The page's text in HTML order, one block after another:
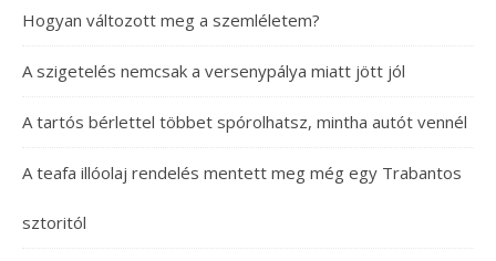
Hogyan változott meg a szemléletem?
A szigetelés nemcsak a versenypálya miatt jött jól
A tartós bérlettel többet spórolhatsz, mintha autót vennél
A teafa illóolaj rendelés mentett meg még egy Trabantos
sztoritól